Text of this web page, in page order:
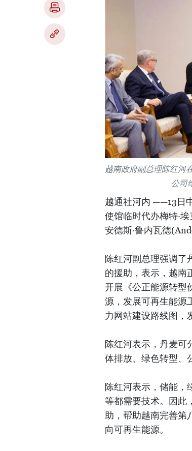
越南政府副总理陈红河
公司
越通社河内 ——13日
使馆临时代办梅特·
安德斯·鲁内瓦德
陈红河副总理强调了
的援助，表示，越南
开展《公正能源转型
源，发展可再生能源
力网站建设路线图，
陈红河表示，丹麦可
体排放、绿色转型、
陈红河表示，储能，
等都需要技术。因此
助，帮助越南完善第
向可再生能源。